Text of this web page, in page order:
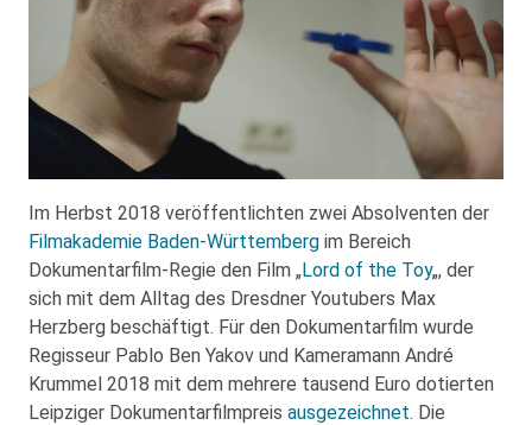
Im Herbst 2018 veröffentlichten zwei Absolventen der
Filmakademie Baden-Württemberg im Bereich
Dokumentarfilm-Regie den Film „Lord of the Toy„, der
sich mit dem Alltag des Dresdner Youtubers Max
Herzberg beschäftigt. Für den Dokumentarfilm wurde
Regisseur Pablo Ben Yakov und Kameramann André
Krummel 2018 mit dem mehrere tausend Euro dotierten
Leipziger Dokumentarfilmpreis ausgezeichnet. Die